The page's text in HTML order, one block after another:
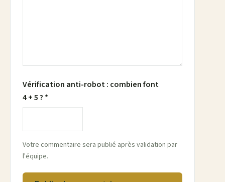
Vérification anti-robot : combien font
4 + 5 ? *
Votre commentaire sera publié après validation par
l'équipe.